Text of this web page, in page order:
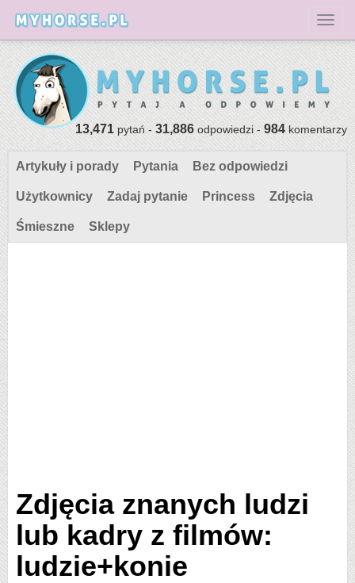
13,471pytań -31,886odpowiedzi -984komentarzy
Artykuły i porady Pytania Bez odpowiedzi
Użytkownicy Zadaj pytanie Princess Zdjęcia
Śmieszne Sklepy
Zdjęcia znanych ludzi
lub kadry z filmów:
ludzie+konie